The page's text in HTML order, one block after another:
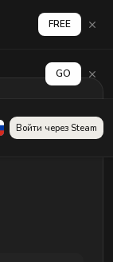
Войти через Steam
FREE
GO